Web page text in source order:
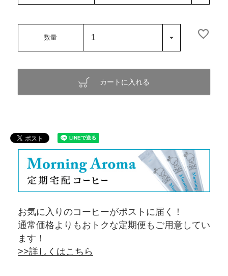
カートに入れる
お気に入りのコーヒーがポストに届く！
通常価格よりもおトクな定期便もご用意してい
ます！
>>詳しくはこちら